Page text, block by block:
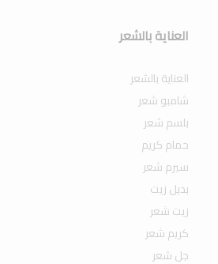
العناية بالشعر
العناية بالشعر
شامبو شعر
بلسم شعر
حمام كريم
سيرم شعر
بديل زيت
زيت شعر
كريم شعر
جل شعر